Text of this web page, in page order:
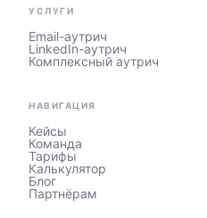
УСЛУГИ
Email-аутрич
LinkedIn-аутрич
Комплексный аутрич
НАВИГАЦИЯ
Кейсы
Команда
Тарифы
Калькулятор
Блог
Партнёрам